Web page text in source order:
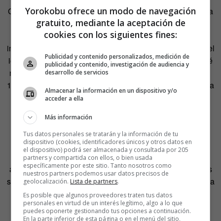
Gazzara aparece en “Buffalo 66” (Vincent Gallo, 1998) una
de las películas favoritas de Coque Malla. Pero no
olvidemos “Dogville” (2003), de Lars von Trier, donde
interpreta a un ciego lleno de dobleces. O a las órdenes del
iconoclasta Todd Solondz, en “Happiness” (1998). Y ¿qué
me dicen de su papel en “El gran Lebowski” (Joel Cohen,
1998). Pero fue Otto Preminger quien le dio a conocer en la
inolvidable “Anatomía de un asesinato” (1959), donde su
personaje, el teniente Frederick Manion, da la réplica al
mismísimo James Stewart. Casi todos fueron papeles
secundarios.
De vez en cuando, y ya cerca del final de sus carreras,
algún director ofrece el papel de sus vidas a estos eternos
segundos o terceros. Lo hizo David Lynch con “Una historia
verdadera” y el ya mencionado Harry Dean Stanton.
Siempre he admirado que Robert de Niro interprete
Yorokobu ofrece un modo de navegación
gratuito, mediante la aceptación de
cookies con los siguientes fines:
Publicidad y contenido personalizados, medición de
publicidad y contenido, investigación de audiencia y
desarrollo de servicios
Almacenar la información en un dispositivo y/o
acceder a ella
Más información
Tus datos personales se tratarán y la información de tu
dispositivo (cookies, identificadores únicos y otros datos en
el dispositivo) podrá ser almacenada y consultada por 205
partners y compartida con ellos, o bien usada
específicamente por este sitio. Tanto nosotros como
nuestros partners podemos usar datos precisos de
geolocalización. Lista de partners.
Es posible que algunos proveedores traten tus datos
personales en virtud de un interés legítimo, algo a lo que
puedes oponerte gestionando tus opciones a continuación.
En la parte inferior de esta página o en el menú del sitio,